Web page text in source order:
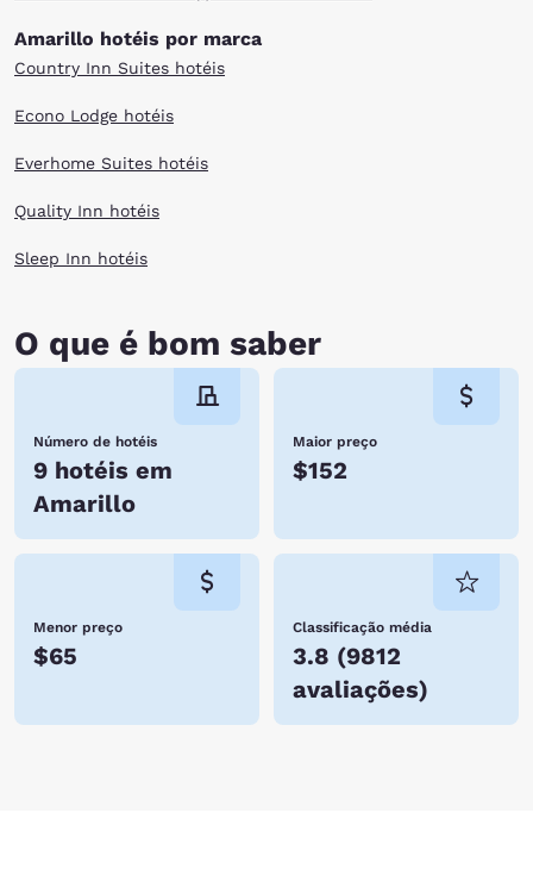
Amarillo hotéis por marca
Country Inn Suites hotéis
Econo Lodge hotéis
Everhome Suites hotéis
Quality Inn hotéis
Sleep Inn hotéis
O que é bom saber
Número de hotéis
9 hotéis em
Amarillo
Maior preço
$152
Menor preço
$65
Classificação média
3.8 (9812
avaliações)